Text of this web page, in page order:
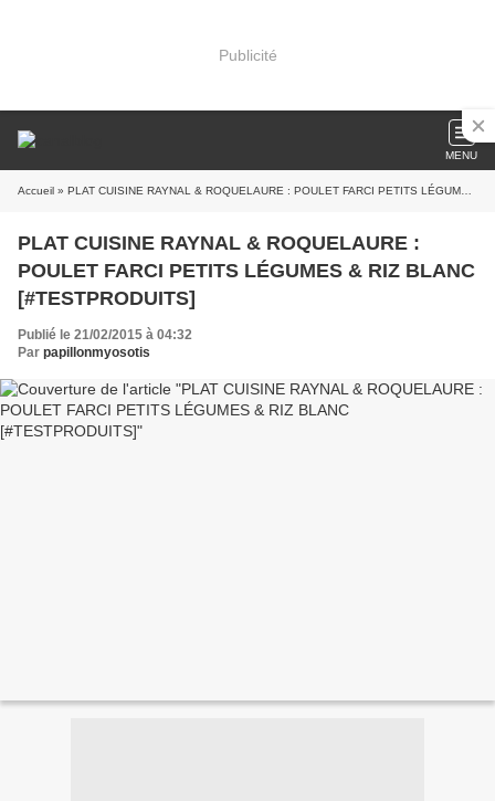
Publicité
MENU
Accueil » PLAT CUISINE RAYNAL & ROQUELAURE : POULET FARCI PETITS LÉGUMES & RIZ BLANC [#TESTPRODUITS]
PLAT CUISINE RAYNAL & ROQUELAURE :
POULET FARCI PETITS LÉGUMES & RIZ BLANC
[#TESTPRODUITS]
Publié le 21/02/2015 à 04:32
Par papillonmyosotis